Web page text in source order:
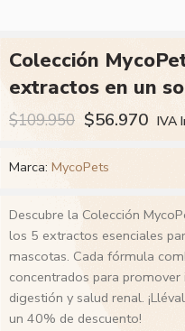
Colección
extractos en un
$109.950 $56.970 IVA
Marca: MycoPets
Descubre la Colección
los 5 extractos esenciales
mascotas. Cada fórmula
concentrados para
digestión y salud renal.
un 40% de descuento!